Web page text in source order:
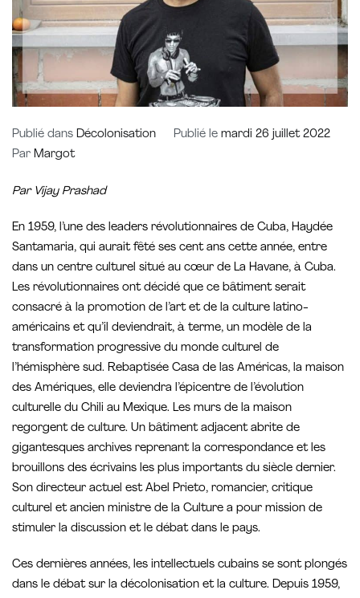
Publié dans Décolonisation Publié le mardi 26 juillet 2022
Par Margot
Par Vijay Prashad
En 1959, l’une des leaders révolutionnaires de Cuba, Haydée
Santamaria, qui aurait fêté ses cent ans cette année, entre
dans un centre culturel situé au cœur de La Havane, à Cuba.
Les révolutionnaires ont décidé que ce bâtiment serait
consacré à la promotion de l’art et de la culture latino-
américains et qu’il deviendrait, à terme, un modèle de la
transformation progressive du monde culturel de
l’hémisphère sud. Rebaptisée Casa de las Américas, la maison
des Amériques, elle deviendra l’épicentre de l’évolution
culturelle du Chili au Mexique. Les murs de la maison
regorgent de culture. Un bâtiment adjacent abrite de
gigantesques archives reprenant la correspondance et les
brouillons des écrivains les plus importants du siècle dernier.
Son directeur actuel est Abel Prieto, romancier, critique
culturel et ancien ministre de la Culture a pour mission de
stimuler la discussion et le débat dans le pays.
Ces dernières années, les intellectuels cubains se sont plongés
dans le débat sur la décolonisation et la culture. Depuis 1959,